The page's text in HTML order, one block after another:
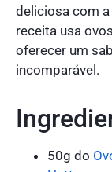
deliciosa com
receita usa
oferecer um
incomparável.
50g do